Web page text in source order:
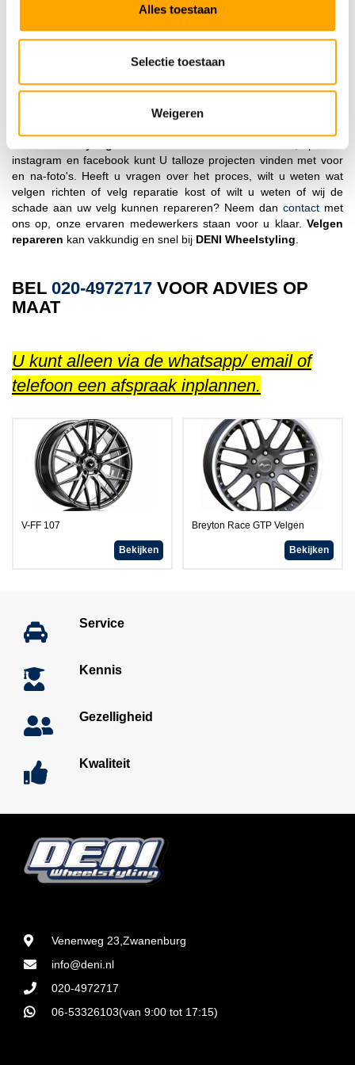
Alles toestaan
Selectie toestaan
Weigeren
+31653326103, we zullen hier dan z.s.m. op reageren, zonder
natuurlijk ook ons contactformulier invullen, dan nemen we zo
instagram en facebook kunt U talloze projecten vinden met voor
en na-foto's. Heeft u vragen over het proces, wilt u weten wat
velgen richten of velg reparatie kost of wilt u weten of wij de
schade aan uw velg kunnen repareren? Neem dan contact met
ons op, onze ervaren medewerkers staan voor u klaar. Velgen
repareren kan vakkundig en snel bij DENI Wheelstyling
BEL 020-4972717 VOOR ADVIES OP
MAAT
U kunt alleen via de whatsapp/ email of
telefoon een afspraak inplannen.
V-FF 107
Bekijken
Breyton Race GTP Velgen
Bekijken
Service
Kennis
Gezelligheid
Kwaliteit
Venenweg 23,Zwanenburg
info@deni.nl
020-4972717
06-53326103(van 9:00 tot 17:15)